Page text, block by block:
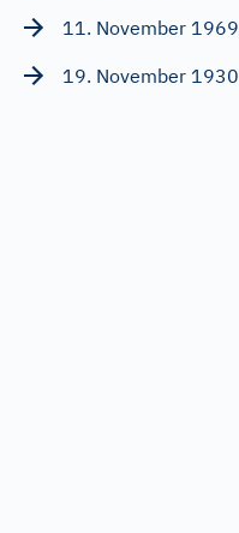
11. November 1969
19. November 1930